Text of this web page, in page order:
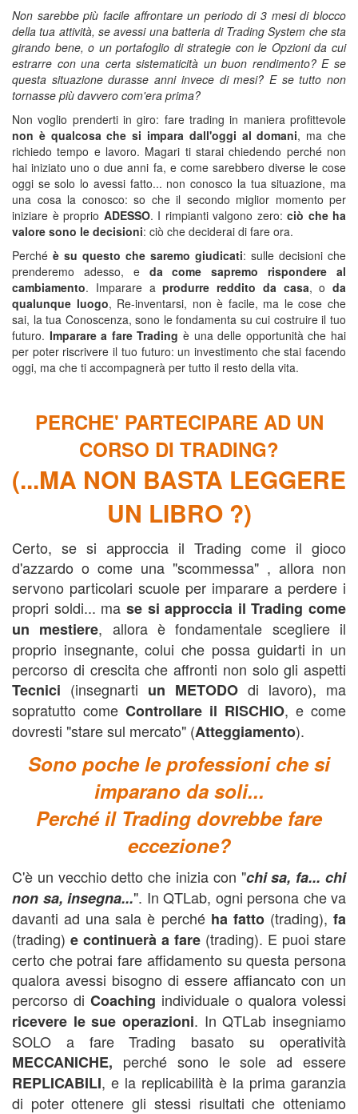
Non sarebbe più facile affrontare un periodo di 3 mesi di blocco
della tua attività, se avessi una batteria di Trading System che sta
girando bene, o un portafoglio di strategie con le Opzioni da cui
estrarre con una certa sistematicità un buon rendimento? E se
questa situazione durasse anni invece di mesi? E se tutto non
tornasse più davvero com'era prima?
Non voglio prenderti in giro: fare trading in maniera profittevole
non è qualcosa che si impara dall'oggi al domani, ma che
richiedo tempo e lavoro. Magari ti starai chiedendo perché non
hai iniziato uno o due anni fa, e come sarebbero diverse le cose
oggi se solo lo avessi fatto... non conosco la tua situazione, ma
una cosa la conosco: so che il secondo miglior momento per
iniziare è proprio ADESSO. I rimpianti valgono zero: ciò che ha
valore sono le decisioni: ciò che deciderai di fare ora.
Perché è su questo che saremo giudicati: sulle decisioni che
prenderemo adesso, e da come sapremo rispondere al
cambiamento. Imparare a produrre reddito da casa, o da
qualunque luogo, Re-inventarsi, non è facile, ma le cose che
sai, la tua Conoscenza, sono le fondamenta su cui costruire il tuo
futuro. Imparare a fare Tradingè una delle opportunità che hai
per poter riscrivere il tuo futuro: un investimento che stai facendo
oggi, ma che ti accompagnerà per tutto il resto della vita.
PERCHE' PARTECIPARE AD UN
CORSO DI TRADING?
(...MA NON BASTA LEGGERE
UN LIBRO ?)
Certo, se si approccia il Trading come il gioco
d'azzardo o come una "scommessa" , allora non
servono particolari scuole per imparare a perdere i
propri soldi... ma se si approccia il Trading come
un mestiere, allora è fondamentale scegliere il
proprio insegnante, colui che possa guidarti in un
percorso di crescita che affronti non solo gli aspetti
Tecnici (insegnarti un METODO di lavoro), ma
sopratutto come Controllare il RISCHIO, e come
dovresti "stare sul mercato" (Atteggiamento).
Sono poche le professioni che si
imparano da soli...
Perché il Trading dovrebbe fare
eccezione?
C'è un vecchio detto che inizia con "chi sa, fa... chi
non sa, insegna...". In QTLab, ogni persona che va
davanti ad una sala è perché ha fatto(trading), fa
(trading) e continuerà a fare (trading). E puoi stare
certo che potrai fare affidamento su questa persona
qualora avessi bisogno di essere affiancato con un
percorso di Coaching individuale o qualora volessi
ricevere le sue operazioni. In QTLab insegniamo
SOLO a fare Trading basato su operatività
MECCANICHE, perché sono le sole ad essere
REPLICABILI, e la replicabilità è la prima garanzia
di poter ottenere gli stessi risultati che otteniamo